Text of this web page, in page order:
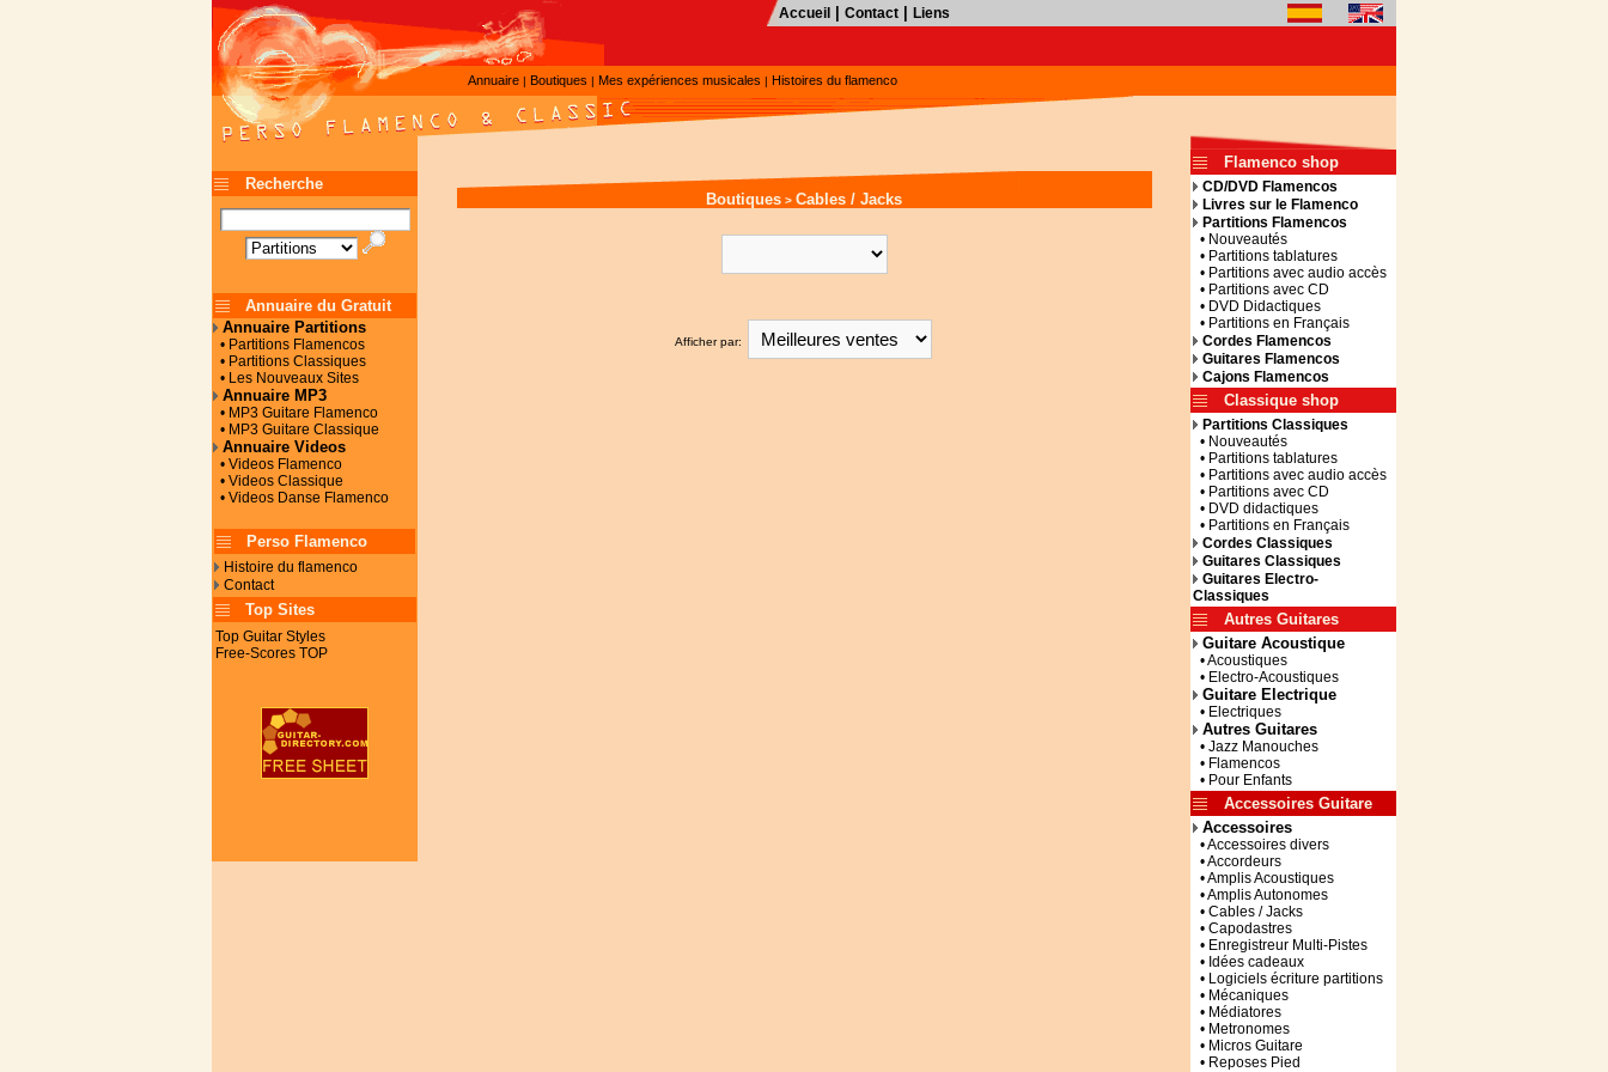
Accueil Contact Liens
Annuaire | Boutiques | Mes expériences musicales | Histoires du flamenco
Recherche
Annuaire du Gratuit
Annuaire Partitions
• Partitions Flamencos
• Partitions Classiques
• Les Nouveaux Sites
Annuaire MP3
• MP3 Guitare Flamenco
• MP3 Guitare Classique
Annuaire Videos
• Videos Flamenco
• Videos Classique
• Videos Danse Flamenco
Perso Flamenco
Histoire du flamenco
Contact
Top Sites
Top Guitar Styles
Free-Scores TOP
Boutiques > Cables / Jacks
Afficher par:
Flamenco shop
CD/DVD Flamencos
Livres sur le Flamenco
Partitions Flamencos
• Nouveautés
• Partitions tablatures
• Partitions avec audio accès
• Partitions avec CD
• DVD Didactiques
• Partitions en Français
Cordes Flamencos
Guitares Flamencos
Cajons Flamencos
Classique shop
Partitions Classiques
• Nouveautés
• Partitions tablatures
• Partitions avec audio accès
• Partitions avec CD
• DVD didactiques
• Partitions en Français
Cordes Classiques
Guitares Classiques
Guitares Electro-
Classiques
Autres Guitares
Guitare Acoustique
• Acoustiques
• Electro-Acoustiques
Guitare Electrique
• Electriques
Autres Guitares
• Jazz Manouches
• Flamencos
• Pour Enfants
Accessoires Guitare
Accessoires
• Accessoires divers
• Accordeurs
• Amplis Acoustiques
• Amplis Autonomes
• Cables / Jacks
• Capodastres
• Enregistreur Multi-Pistes
• Idées cadeaux
• Logiciels écriture partitions
• Mécaniques
• Médiatores
• Metronomes
• Micros Guitare
• Reposes Pied